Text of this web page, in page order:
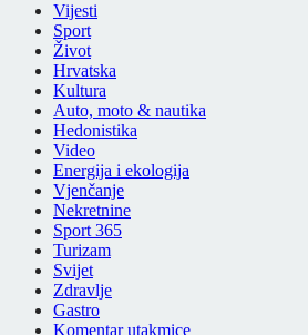
Vijesti
Sport
Život
Hrvatska
Kultura
Auto, moto & nautika
Hedonistika
Video
Energija i ekologija
Vjenčanje
Nekretnine
Sport 365
Turizam
Svijet
Zdravlje
Gastro
Komentar utakmice